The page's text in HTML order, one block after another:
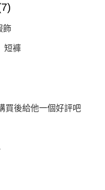
飾
短褲
買後給他一個好評吧